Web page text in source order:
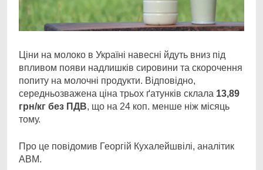
Ціни на молоко в Україні навесні йдуть вниз під
впливом появи надлишків сировини та скорочення
попиту на молочні продукти. Відповідно,
середньозважена ціна трьох ґатунків склала 13,89
грн/кг без ПДВ, що на 24 коп. менше ніж місяць
тому.
Про це повідомив Георгій Кухалейшвілі, аналітик
АВМ.